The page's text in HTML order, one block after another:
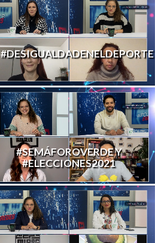
#DESIGUALDADENELDEPORTE
#SEMÁFOROVERDE Y
#ELECCIONES2021